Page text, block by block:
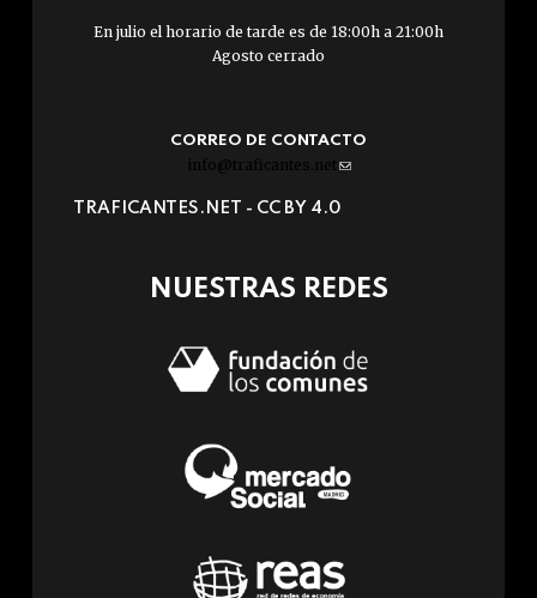
En julio el horario de tarde es de 18:00h a 21:00h
Agosto cerrado
CORREO DE CONTACTO
info@traficantes.net (link
e-
TRAFICANTES.NET - CC BY 4.0
NUESTRAS REDES